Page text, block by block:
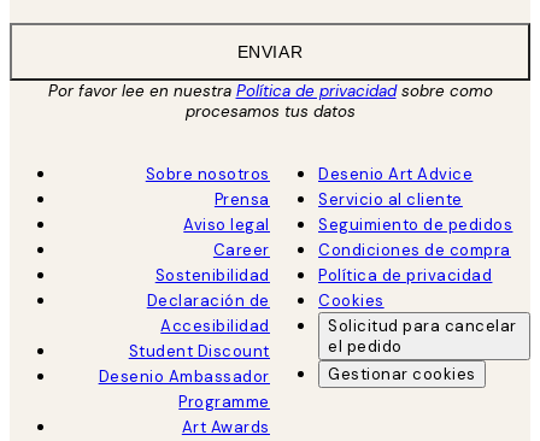
ENVIAR
Por favor lee en nuestra Política de privacidadsobre como
procesamos tus datos
Sobre nosotros
Prensa
Aviso legal
Career
Sostenibilidad
Declaración de
Accesibilidad
Student Discount
Desenio Ambassador
Programme
Art Awards
Desenio Art Advice
Servicio al cliente
Seguimiento de pedidos
Condiciones de compra
Política de privacidad
Cookies
Solicitud para cancelar
el pedido
Gestionar cookies